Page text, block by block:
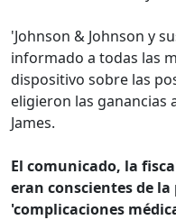
'Johnson & Johnson y
informado a todas las
dispositivo sobre las
eligieron las ganancias
James.
El comunicado, la
eran conscientes de
'complicaciones